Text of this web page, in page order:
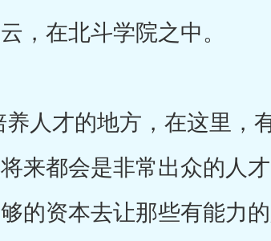
，在北斗学院之中。
才的地方，在这里，
来都会是非常出众的人
的资本去让那些有能力